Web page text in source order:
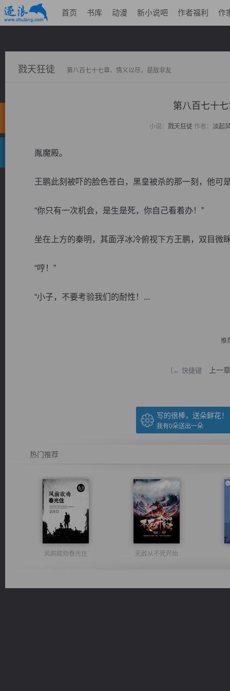
首页 书库 动漫 新小说吧 作者福利 作
戮天狂徒 第八百七十七章、情义以尽，是敌非友
第八百七十
小说： 戮天狂徒作者： 淡起
胤魔殿。
王鹏此刻被吓的脸色苍白，黑皇被杀的那一刻，他可
“你只有一次机会，是生是死，你自己看着办！”
坐在上方的秦明，其面浮冰冷俯视下方王鹏，双目微
“哼！”
“小子，不要考验我们的耐性！...
推
（← 快捷键 上一章
写的很棒，送朵鲜花！
我有0朵送出一朵
热门推荐
风前欲劝春光住 无敌从不死开始